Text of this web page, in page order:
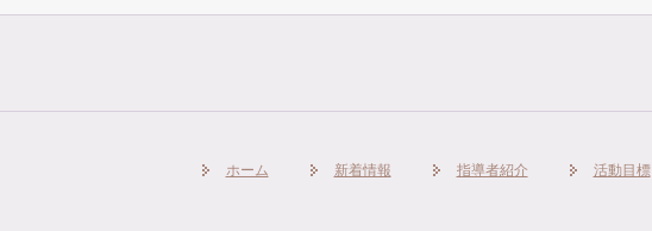
ホーム 新着情報 指導者紹介 活動目標